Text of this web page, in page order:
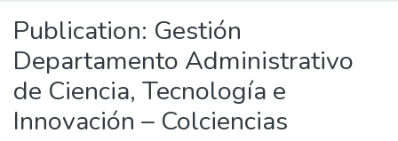
Publication: Gestión
Departamento Administrativo
de Ciencia, Tecnología e
Innovación – Colciencias